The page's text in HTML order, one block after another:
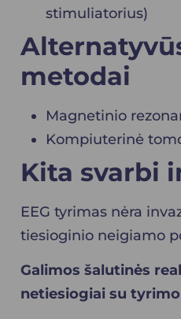
stimuliatorius)
metodai
Magnetinio
Kompiuterinė
Kita svarbi
EEG tyrimas nėra
tiesioginio neigiamo
Galimos šalutinės
netiesiogiai su